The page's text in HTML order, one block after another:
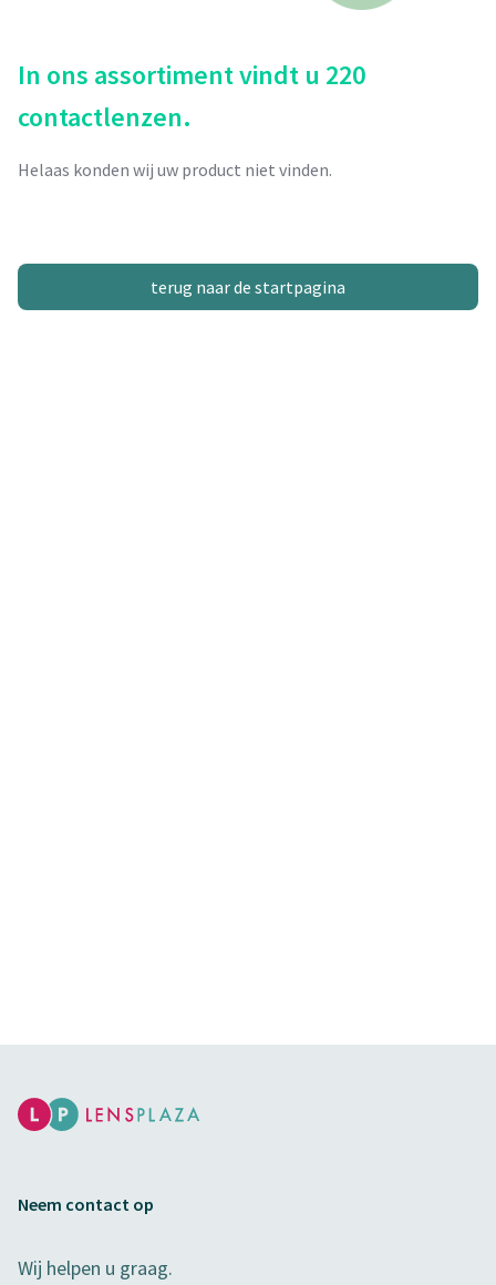
In ons assortiment vindt u 220
contactlenzen.
Helaas konden wij uw product niet vinden.
terug naar de startpagina
Neem contact op
Wij helpen u graag.